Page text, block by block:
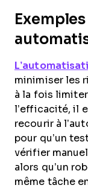
minimiser les
à la fois
l’efficacité, il
recourir à
pour qu’un
vérifier
alors qu’un
même tâche